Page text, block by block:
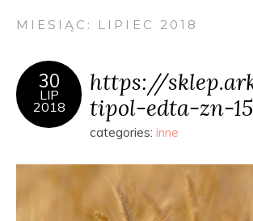
MIESIĄC: LIPIEC 2018
30
LIP
2018
https://
tipol-edta-zn-
categories: inne